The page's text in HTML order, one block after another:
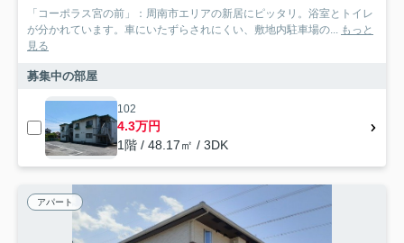
「コーポラス宮の前」：周南市エリアの新居にピッタリ。浴室とトイレ
が分かれています。車にいたずらされにくい、敷地内駐車場の... もっと
見る
募集中の部屋
102
4.3万円
1階 / 48.17㎡ / 3DK
アパート